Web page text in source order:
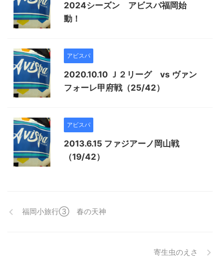
2024シーズン アビスパ福岡始
動！
アビスパ
2020.10.10 Ｊ２リーグ vs ヴァン
フォーレ甲府戦（25/42）
アビスパ
2013.6.15 ファジアーノ岡山戦
（19/42）
福岡小旅行③ 春の天神
寄生虫のえさ